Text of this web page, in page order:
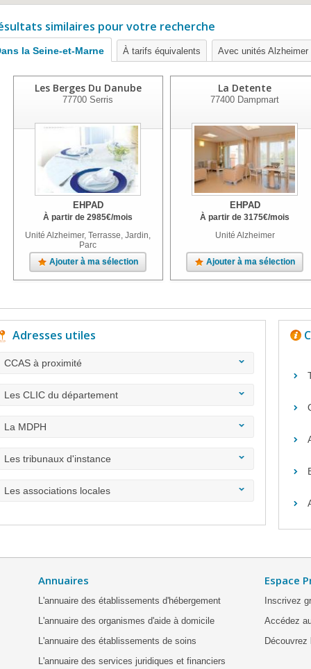
similaires pour votre recherche
la Seine-et-Marne À tarifs équivalents Avec unités Alzheimer
Les Berges Du Danube
77700 Serris
EHPAD
À partir de 2985€/mois
Unité Alzheimer, Terrasse, Jardin,
Parc
Ajouter à ma sélection
La Detente
77400 Dampmart
EHPAD
À partir de3175€/mois
Unité Alzheimer
Ajouter à ma sélection
Adresses utiles
CCAS à proximité
Les CLIC du département
La MDPH
Les tribunaux d'instance
Les associations locales
Annuaires
L'annuaire des établissements d'hébergement
L'annuaire des organismes d'aide à domicile
L'annuaire des établissements de soins
L'annuaire des services juridiques et financiers
Espace
Inscrivez
Accédez